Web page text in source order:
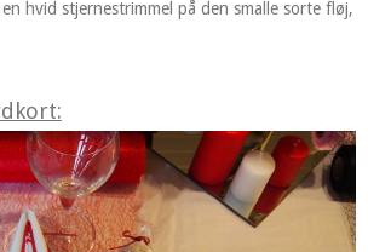
hvid stjernestrimmel på den smalle sorte fløj,